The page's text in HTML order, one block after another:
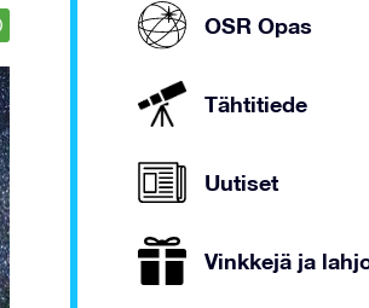
OSR Opas
Tähtitiede
Uutiset
Vinkkejä ja